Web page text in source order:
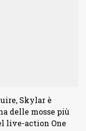
Skylar è
delle mosse più
live-action One